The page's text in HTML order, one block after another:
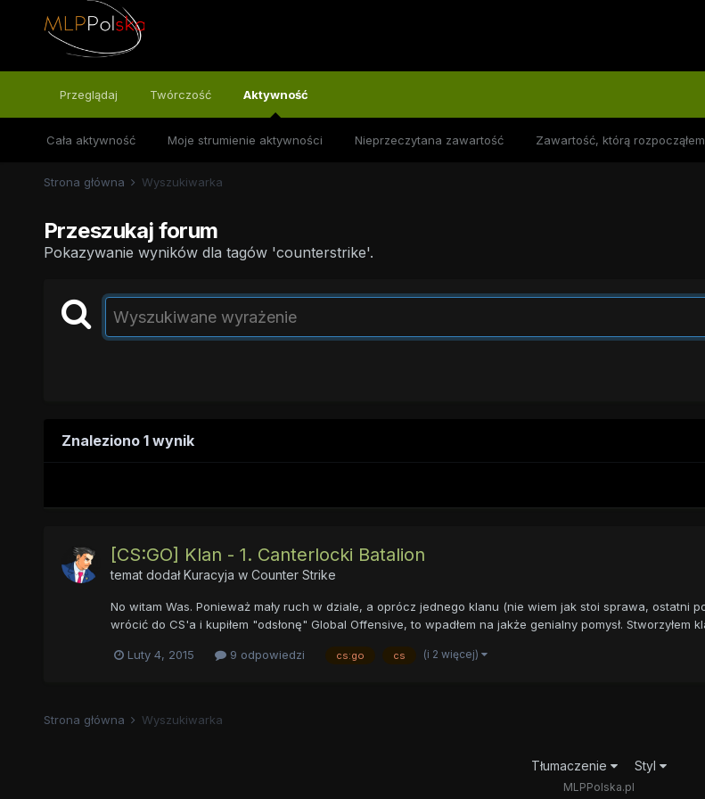
Przeglądaj Twórczość Aktywność
Cała aktywność Moje strumienie aktywności Nieprzeczytana zawartość Zawartość, którą rozpocząłem
Strona główna Wyszukiwarka
Przeszukaj forum
Pokazywanie wyników dla tagów 'counterstrike'.
Znaleziono 1 wynik
[CS:GO] Klan - 1. Canterlocki Batalion
temat dodałKuracyja w Counter Strike
No witam Was. Ponieważ mały ruch w dziale, a oprócz jednego klanu (nie wiem jak stoi sprawa, ostatni
wrócić do CS'a i kupiłem "odsłonę" Global Offensive, to wpadłem na jakże genialny pomysł. Stworzyłem
Luty 4, 2015 9 odpowiedzi cs:go cs (i 2 więcej)
Strona główna Wyszukiwarka
Tłumaczenie Styl
MLPPolska.pl